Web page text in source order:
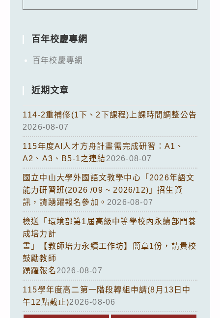
百年校慶專網
百年校慶專網
近期文章
114-2重補修(1下、2下課程)上課時間調整公告
2026-08-07
115年度AI人才方舟計畫需完成研習：A1、
A2、A3、B5-1之連結2026-08-07
國立中山大學外國語文教學中心「2026年語文
能力研習班(2026 /09 ~ 2026/12)」招生資
訊，請踴躍報名參加。 2026-08-07
檢送「環境部第1屆高級中等學校內永續部門養
成培力計
畫」【教師培力永續工作坊】簡章1份，請貴校
鼓勵教師
踴躍報名2026-08-07
115學年度高二第一階段轉組申請(8月13日中
午12點截止)2026-08-06